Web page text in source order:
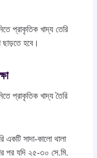
প্রাকৃতিক খাদ্য তেরি
ছাড়তে হবে।
প্রাকৃতিক খাদ্য তৈরি
সাদা-কালো থালা
পর যদি ২৫-৩০ সে.মি.